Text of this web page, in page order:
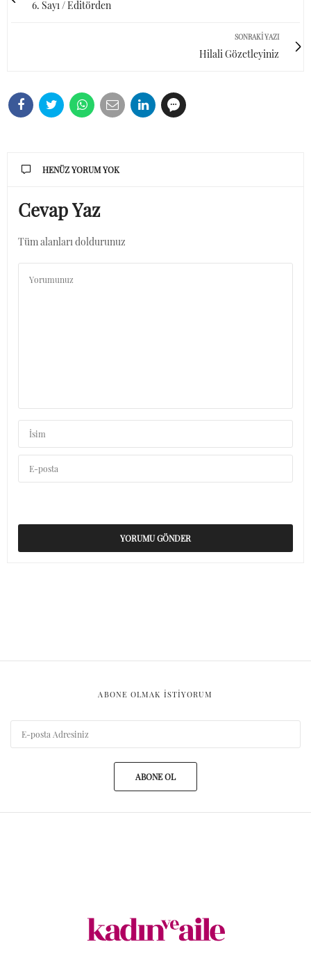
6. Sayı / Editörden
SONRAKI YAZI
Hilali Gözetleyiniz
HENÜZ YORUM YOK
Cevap Yaz
Tüm alanları doldurunuz
ABONE OLMAK ISTIYORUM
ABONE OL